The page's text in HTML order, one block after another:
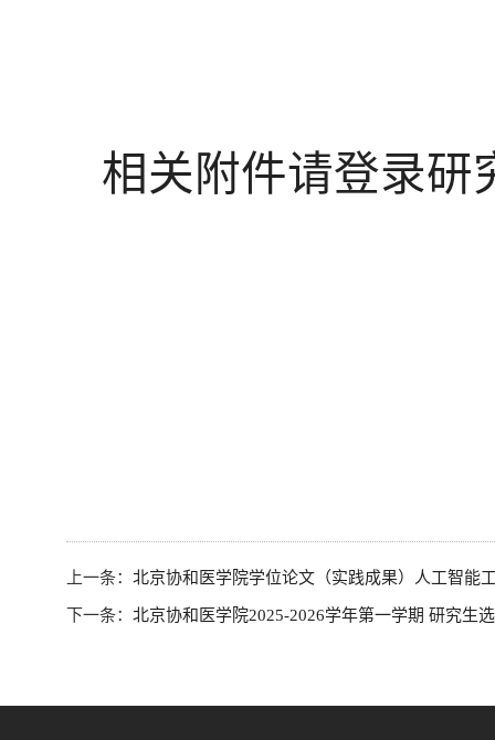
相关附件请登录研
上一条： 北京协和医学院学位论文（实践成果）人工智能
下一条： 北京协和医学院2025-2026学年第一学期 研究生